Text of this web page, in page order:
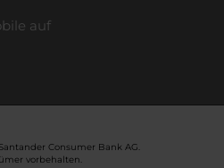
auf
Consumer Bank AG.
vorbehalten.